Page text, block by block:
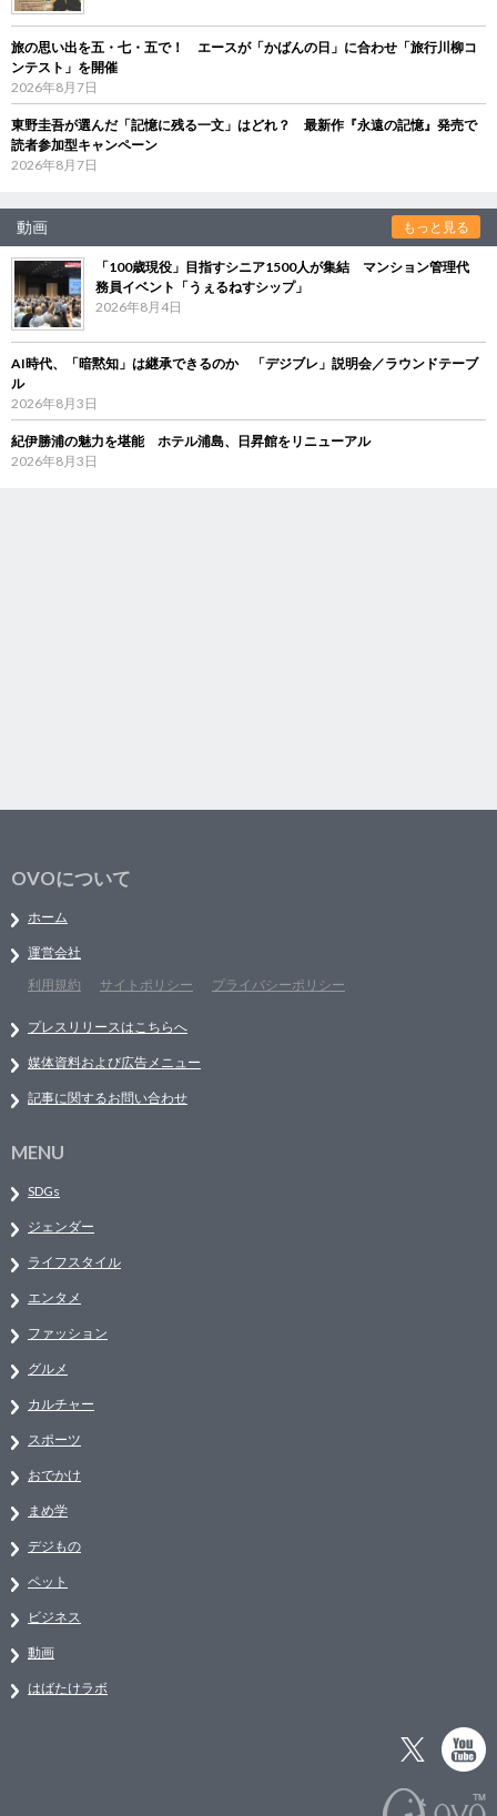
旅の思い出を五・七・五で！ エースが「かばんの日」に合わせ「旅行川柳コ
ンテスト」を開催
2026年8月7日
東野圭吾が選んだ「記憶に残る一文」はどれ？ 最新作『永遠の記憶』発売で
読者参加型キャンペーン
2026年8月7日
動画 もっと見る
「100歳現役」目指すシニア1500人が集結 マンション管理代
務員イベント「うぇるねすシップ」
2026年8月4日
AI時代、「暗黙知」は継承できるのか 「デジブレ」説明会／ラウンドテーブ
ル
2026年8月3日
紀伊勝浦の魅力を堪能 ホテル浦島、日昇館をリニューアル
2026年8月3日
OVOについて
ホーム
運営会社
利用規約
サイトポリシー プライバシーポリシー
プレスリリースはこちらへ
媒体資料および広告メニュー
記事に関するお問い合わせ
MENU
SDGs
ジェンダー
ライフスタイル
エンタメ
ファッション
グルメ
カルチャー
スポーツ
おでかけ
まめ学
デジもの
ペット
ビジネス
動画
はばたけラボ